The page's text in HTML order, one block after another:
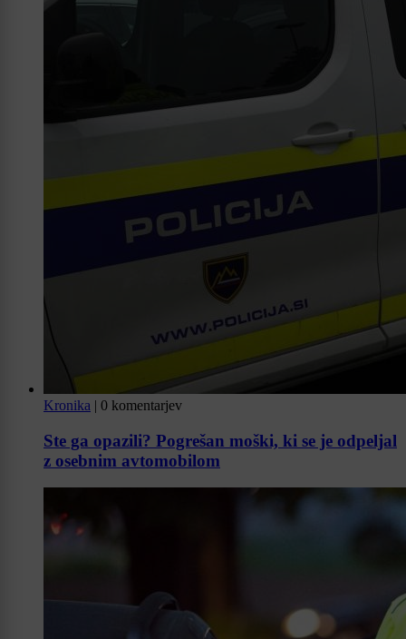
Kronika | 0 komentarjev
Ste ga opazili? Pogrešan moški, ki se je odpeljal
z osebnim avtomobilom